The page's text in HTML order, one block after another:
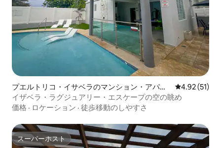
プエルトリコ・イサベラのマンション・アパー
ト
レビュー51
4.92 (51)
イザベラ・ラグジュアリー・エスケープの空の眺め
価格 · ロケーション · 徒歩移動のしやすさ
スーパーホスト
スーパーホスト